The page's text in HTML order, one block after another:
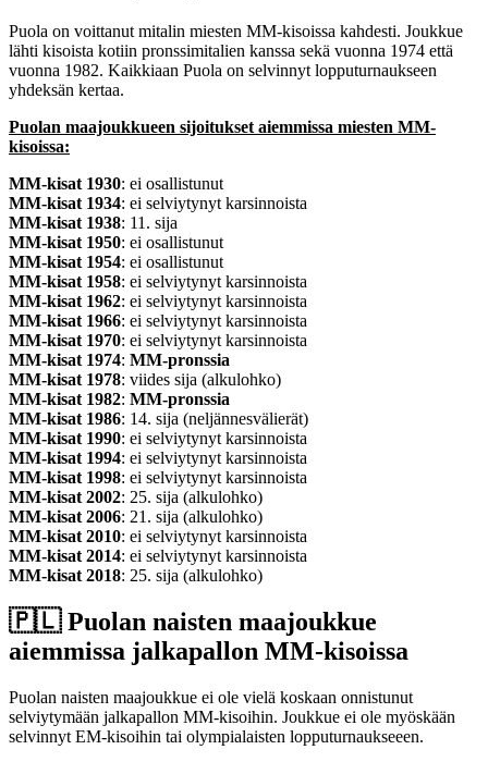
Puola on voittanut mitalin miesten MM-kisoissa kahdesti. Joukkue
lähti kisoista kotiin pronssimitalien kanssa sekä vuonna 1974 että
vuonna 1982. Kaikkiaan Puola on selvinnyt lopputurnaukseen
yhdeksän kertaa.
Puolan maajoukkueen sijoitukset aiemmissa miesten MM-
kisoissa:
MM-kisat 1930: ei osallistunut
MM-kisat 1934: ei selviytynyt karsinnoista
MM-kisat 1938: 11. sija
MM-kisat 1950: ei osallistunut
MM-kisat 1954: ei osallistunut
MM-kisat 1958: ei selviytynyt karsinnoista
MM-kisat 1962: ei selviytynyt karsinnoista
MM-kisat 1966: ei selviytynyt karsinnoista
MM-kisat 1970: ei selviytynyt karsinnoista
MM-kisat 1974: MM-pronssia
MM-kisat 1978: viides sija (alkulohko)
MM-kisat 1982: MM-pronssia
MM-kisat 1986: 14. sija (neljännesvälierät)
MM-kisat 1990: ei selviytynyt karsinnoista
MM-kisat 1994: ei selviytynyt karsinnoista
MM-kisat 1998: ei selviytynyt karsinnoista
MM-kisat 2002: 25. sija (alkulohko)
MM-kisat 2006: 21. sija (alkulohko)
MM-kisat 2010: ei selviytynyt karsinnoista
MM-kisat 2014: ei selviytynyt karsinnoista
MM-kisat 2018: 25. sija (alkulohko)
🇵🇱​ Puolan naisten maajoukkue
aiemmissa jalkapallon MM-kisoissa
Puolan naisten maajoukkue ei ole vielä koskaan onnistunut
selviytymään jalkapallon MM-kisoihin. Joukkue ei ole myöskään
selvinnyt EM-kisoihin tai olympialaisten lopputurnaukseeen.